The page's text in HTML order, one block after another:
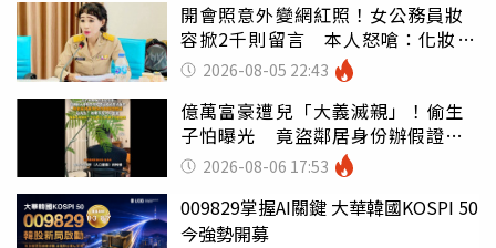
開會照意外變網紅照！女公務員妝
容掀2千則留言 本人怒嗆：化妝有
錯嗎2026-08-05 22:43
億萬富豪遭兒「大義滅親」！偷生
子怕曝光 竟盜鄰居身份辦假證落
戶 2026-08-06 17:53
009829掌握AI關鍵 大華韓國KOSPI 50
今強勢開募